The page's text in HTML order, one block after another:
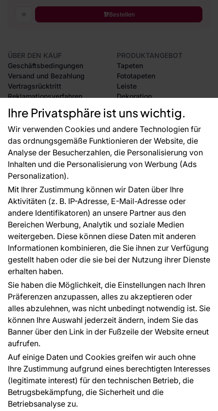
Ihre Privatsphäre ist uns wichtig.
Wir verwenden Cookies und andere Technologien für
das ordnungsgemäße Funktionieren der Website, die
Analyse der Besucherzahlen, die Personalisierung von
Inhalten und die Personalisierung von Werbung (Ads
Personalization).
Mit Ihrer Zustimmung können wir Daten über Ihre
Aktivitäten (z. B. IP-Adresse, E-Mail-Adresse oder
andere Identifikatoren) an unsere Partner aus den
Bereichen Werbung, Analytik und soziale Medien
weitergeben. Diese können diese Daten mit anderen
Informationen kombinieren, die Sie ihnen zur Verfügung
gestellt haben oder die sie bei der Nutzung ihrer Dienste
erhalten haben.
Sie haben die Möglichkeit, die Einstellungen nach Ihren
Präferenzen anzupassen, alles zu akzeptieren oder
alles abzulehnen, was nicht unbedingt notwendig ist. Sie
können Ihre Auswahl jederzeit ändern, indem Sie das
Banner über den Link in der Fußzeile der Website erneut
aufrufen.
Auf einige Daten und Cookies greifen wir auch ohne
Ihre Zustimmung aufgrund eines berechtigten Interesses
(legitimate interest) für den technischen Betrieb, die
Betrugsbekämpfung, die Sicherheit und die
Betriebsanalyse zu.
Bestellen
ÜBER DEN KAUF
Geschäftsbedingungen
Versand und Bezahlung
Vertragsrücktritt
Reklamationsverfahren
Rücksendung von Waren
CE-Zertifizierung
Großhandel
Raumvisualisierung
PRODUKTANGEBOT
Tapeten
Fototapeten
Leiste
Dekoration
Selbstklebende Folien
Zubehör
Tapetenmuster
FÜR SIE
Blog
EU-Projekte
Ratschläge und Tipps
FAQ
ÜBER DAS UNTERNEHMEN
Kontakt
Haben Sie Fragen? Wir helfen Ihnen gerne weiter
und beraten Sie persönlich.
+49 781 95633072
service@tapeteneshop.de
Zahlungsarten:
Die Zahlungen werden geleistet von:
Schutz personenbezogener Daten